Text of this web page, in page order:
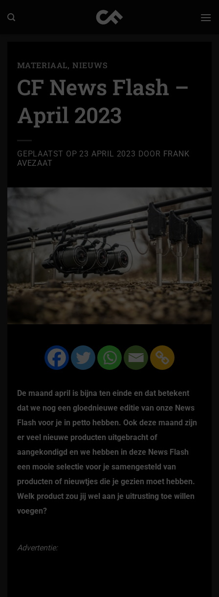
naar
MATERIAAL, NIEUWS
CF News Flash –
April 2023
GEPLAATST OP 23 APRIL 2023 DOOR FRANK
AVEZAAT
De maand april is bijna ten einde en dat betekent
dat we nog een gloednieuwe editie van onze News
Flash voor je in petto hebben. Ook deze maand zijn
er veel nieuwe producten uitgebracht of
aangekondigd en we hebben in deze News Flash
een mooie selectie voor je samengesteld van
producten of nieuwtjes die je gezien moet hebben.
Welk product zou jij wel aan je uitrusting toe willen
voegen?
Advertentie: